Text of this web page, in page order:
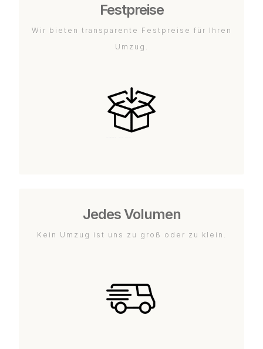
Festpreise
Wir bieten transparente Festpreise für Ihren
Umzug.
Jedes Volumen
Kein Umzug ist uns zu groß oder zu klein.